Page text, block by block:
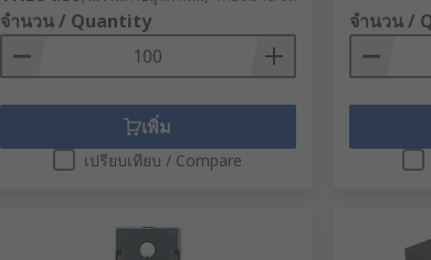
จำนวน / Quantity
เพิ่ม
เปรียบเทียบ / Compare
จำนวน /